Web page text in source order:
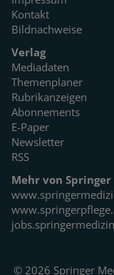
Kontakt
Bildnachweise
Verlag
Mediadaten
Themenplaner
Rubrikanzeigen
Abonnements
E-Paper
Newsletter
RSS
Mehr von
© 2026 Springer